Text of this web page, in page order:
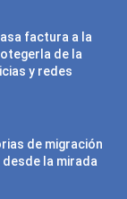
factura a la
de la
y redes
de migración
la mirada